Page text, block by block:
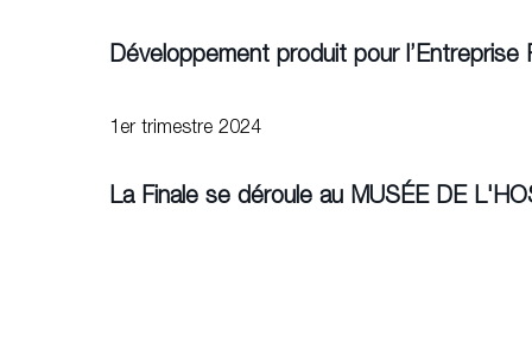
Développement produit pour l’Entreprise
1er trimestre 2024
La Finale se déroule au MUSÉE DE